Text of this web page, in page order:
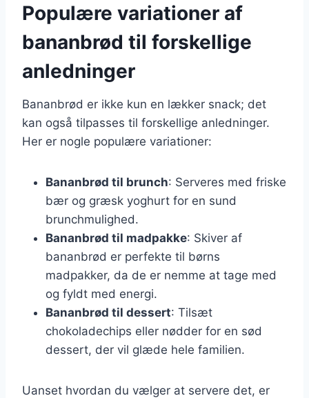
Populære variationer af
bananbrød til forskellige
anledninger
Bananbrød er ikke kun en lækker snack; det
kan også tilpasses til forskellige anledninger.
Her er nogle populære variationer:
Bananbrød til brunch: Serveres med friske
bær og græsk yoghurt for en sund
brunchmulighed.
Bananbrød til madpakke: Skiver af
bananbrød er perfekte til børns
madpakker, da de er nemme at tage med
og fyldt med energi.
Bananbrød til dessert: Tilsæt
chokoladechips eller nødder for en sød
dessert, der vil glæde hele familien.
Uanset hvordan du vælger at servere det, er